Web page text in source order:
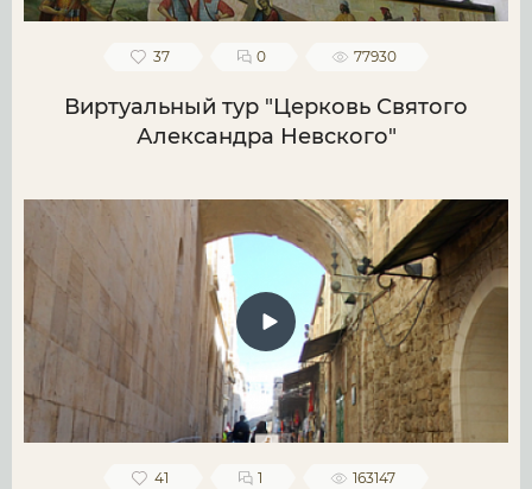
37 0 77930
Виртуальный тур "Церковь Святого
Александра Невского"
41 1 163147